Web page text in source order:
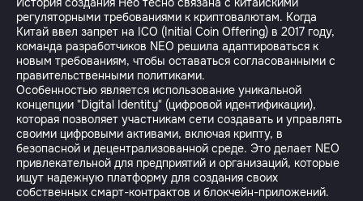
регуляторными требованиями к криптовалютам. Когда
Китай ввел запрет на ICO (Initial Coin Offering) в 2017 году,
команда разработчиков NEO решила адаптироваться к
новым требованиям, чтобы оставаться согласованными с
правительственными политиками.
Особенностью является использование уникальной
концепции "Digital Identity" (цифровой идентификации),
которая позволяет участникам сети создавать и управлять
своими цифровыми активами, включая крипту, в
безопасной и децентрализованной среде. Это делает NEO
привлекательной для предприятий и организаций, которые
ищут надежную платформу для создания своих
собственных смарт-контрактов и блокчейн-приложений.